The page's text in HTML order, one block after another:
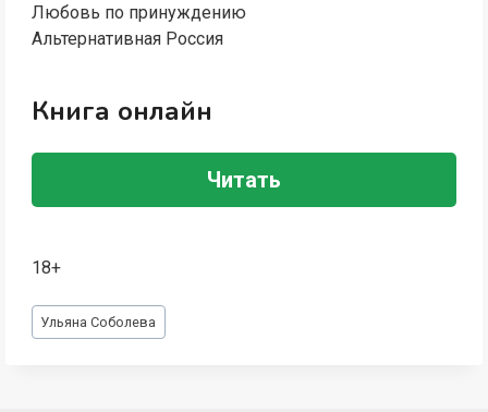
Любовь по принуждению
Альтернативная Россия
Книга онлайн
Читать
18+
Метки
записи:
Ульяна Соболева